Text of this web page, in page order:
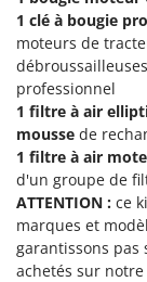
ZGrills
Zodiac
Zomax
1 clé à bougie
moteurs de
professionnel
1 filtre à air
mousse de
1 filtre à air
d'un groupe de
ATTENTION : ce
marques et
garantissons
achetés sur notre